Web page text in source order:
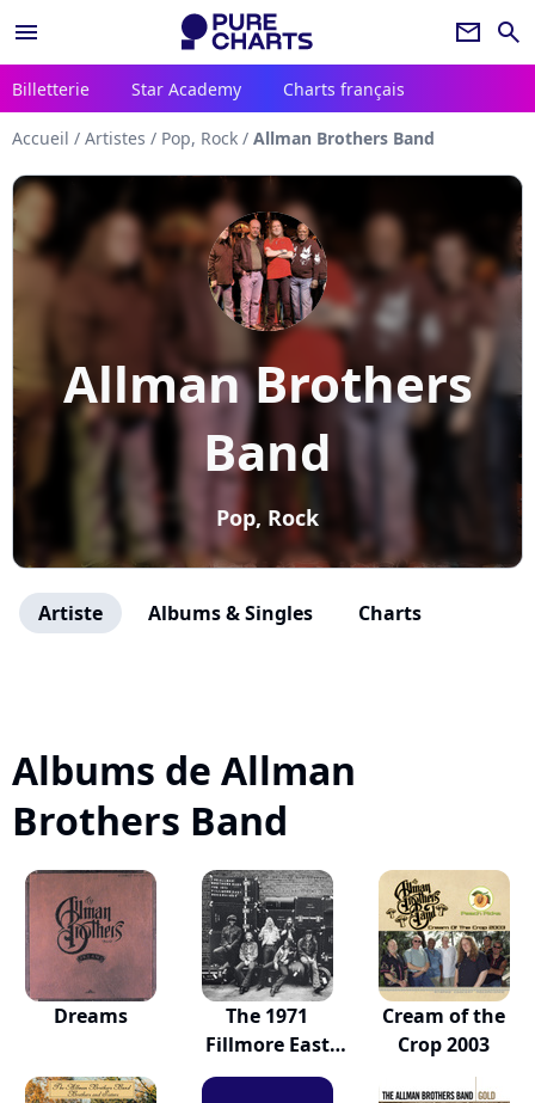
menu newsletter search
Billetterie Star Academy Charts français
Accueil / Artistes / Pop, Rock / Allman Brothers Band
Allman Brothers
Band
Pop, Rock
Artiste Albums & Singles Charts
Albums de Allman
Brothers Band
Dreams
The 1971
Fillmore East
Record...
Cream of the
Crop 2003